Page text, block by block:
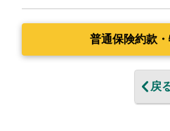
普通保険約款
戻